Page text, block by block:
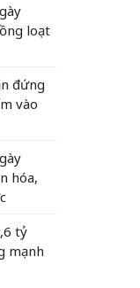
loạt
đứng
vào
hóa,
tỷ
mạnh